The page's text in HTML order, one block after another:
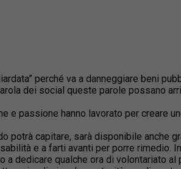
perché va a danneggiare beni
dei social queste parole possano
e passione hanno lavorato per creare
potrà capitare, sarà disponibile anche
e a farti avanti per porre rimedio.
a dedicare qualche ora di volontariato al